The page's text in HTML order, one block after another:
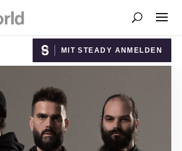
MIT STEADY ANMELDEN